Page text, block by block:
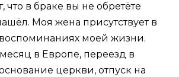
что в браке вы не обретёте
Моя жена присутствует в
моей жизни.
в Европе, переезд в
церкви, отпуск на